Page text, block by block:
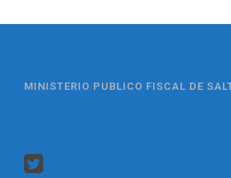
MINISTERIO PUBLICO FISCAL DE